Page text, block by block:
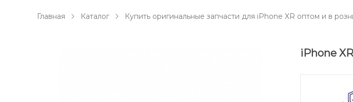
Главная Каталог Купить оригинальные запчасти для iPhone XR оптом и в
iPhone